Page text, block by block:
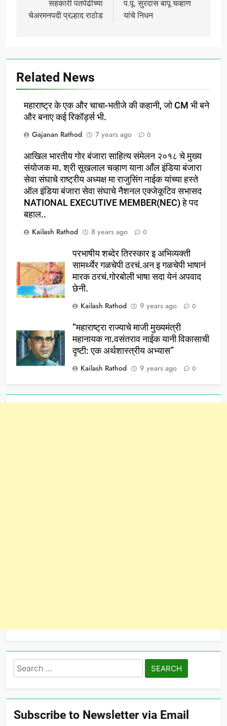
navigation
सहकारी पतपेढीच्या
चेअरमनपदी प्रल्हाद राठोड
प.पू. सुरदास बापू चव्हाण
यांचे निधन
Related News
महाराष्ट्र के एक और चाचा-भतीजे की कहानी, जो CM भी बने
और बनाए कई रिकॉर्ड्स भी.
Gajanan Rathod
7 years ago 0
आखिल भारतीय गोर बंजारा साहित्य संमेलन २०१८ चे मुख्य
संयोजक मा. श्री सूखलाल चव्हाण याना आँल इंडिया बंजारा
सेवा संघाचे राष्ट्रीय अध्यक्ष मा राजुसिंग नाईक यांच्या हस्ते
ऑल इंडिया बंजारा सेवा संघाचे नैशनल एक्जेकूटिव सभासद
NATIONAL EXECUTIVE MEMBER(NEC) हे पद
बहाल..
Kailash Rathod
8 years ago 0
परभाषीय शब्देर तिरस्कार इ अभिव्यक्ती
सामर्थ्येर गळचेपी ठरचं.अन इ गळचेपी भाषानं
मारक ठरचं.गोरबोली भाषा सदा येनं अपवाद
छेनी.
Kailash Rathod
9 years ago 0
“महाराष्ट्रा राज्याचे माजी मुख्यमंत्री
महानायक ना.वसंतराव नाईक यानी विकासाची
दृष्टी: एक अर्थशास्त्रीय अभ्यास”
Kailash Rathod
9 years ago 0
Search
for:
Subscribe to Newsletter via Email